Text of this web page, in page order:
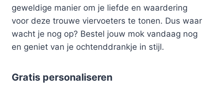
geweldige manier om je liefde en waardering
voor deze trouwe viervoeters te tonen. Dus waar
wacht je nog op? Bestel jouw mok vandaag nog
en geniet van je ochtenddrankje in stijl.
Gratis personaliseren